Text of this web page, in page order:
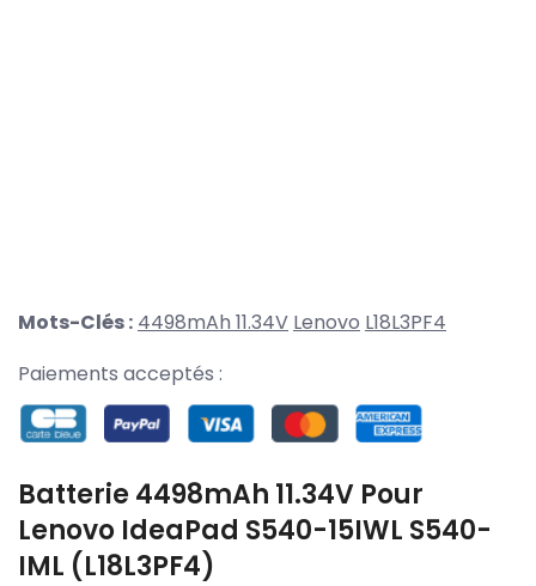
Mots-Clés : 4498mAh 11.34V Lenovo L18L3PF4
Paiements acceptés :
Batterie 4498mAh 11.34V Pour
Lenovo IdeaPad S540-15IWL S540-
IML (L18L3PF4)